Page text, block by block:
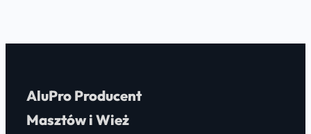
AluPro Producent
Masztów i Wież